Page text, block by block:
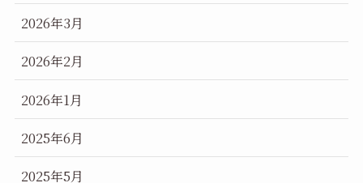
2026年3月
2026年2月
2026年1月
2025年6月
2025年5月